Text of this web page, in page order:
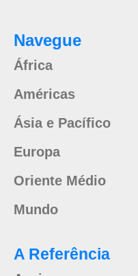
Navegue
África
Américas
Ásia e Pacífico
Europa
Oriente Médio
Mundo
A Referência